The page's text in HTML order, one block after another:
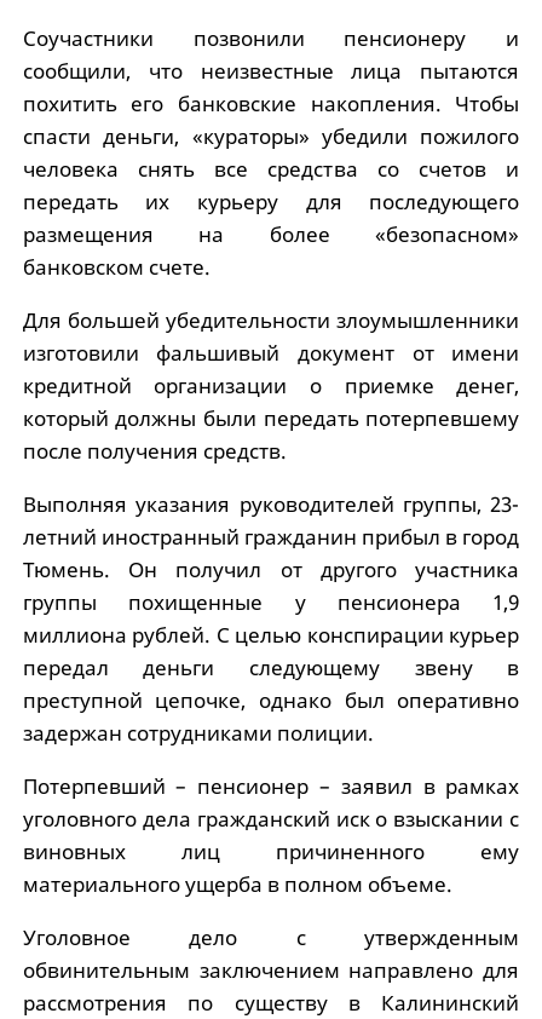
Соучастники позвонили пенсионеру и
сообщили, что неизвестные лица пытаются
похитить его банковские накопления. Чтобы
спасти деньги, «кураторы» убедили пожилого
человека снять все средства со счетов и
передать их курьеру для последующего
размещения на более «безопасном»
банковском счете.
Для большей убедительности злоумышленники
изготовили фальшивый документ от имени
кредитной организации о приемке денег,
который должны были передать потерпевшему
после получения средств.
Выполняя указания руководителей группы, 23-
летний иностранный гражданин прибыл в город
Тюмень. Он получил от другого участника
группы похищенные у пенсионера 1,9
миллиона рублей. С целью конспирации курьер
передал деньги следующему звену в
преступной цепочке, однако был оперативно
задержан сотрудниками полиции.
Потерпевший – пенсионер – заявил в рамках
уголовного дела гражданский иск о взыскании с
виновных лиц причиненного ему
материального ущерба в полном объеме.
Уголовное дело с утвержденным
обвинительным заключением направлено для
рассмотрения по существу в Калининский